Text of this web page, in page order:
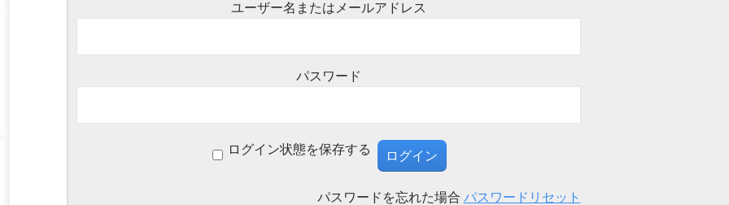
ユーザー名またはメールアドレス
パスワード
ログイン状態を保存する
パスワードを忘れた場合 パスワードリセット